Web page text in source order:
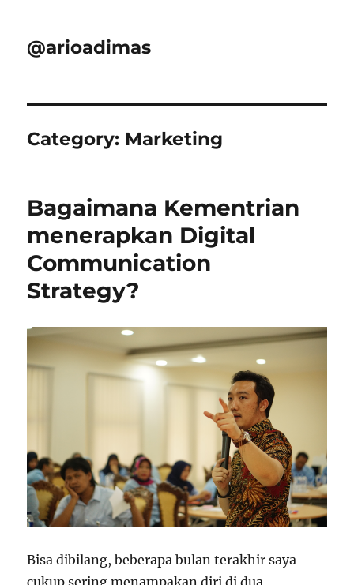
@arioadimas
Category: Marketing
Bagaimana Kementrian
menerapkan Digital
Communication
Strategy?
Bisa dibilang, beberapa bulan terakhir saya
cukup sering menampakan diri di dua